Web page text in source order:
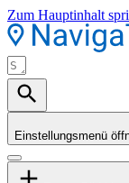
Zum Hauptinhalt
Einstellungsmenü